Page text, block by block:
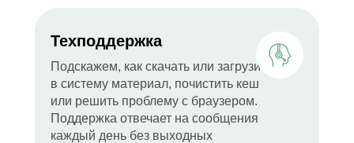
Техподдержка
Подскажем, как скачать или загрузить
в систему материал, почистить кеш
или решить проблему с браузером.
Поддержка отвечает на сообщения
каждый день без выходных